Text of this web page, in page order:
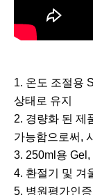
1. 온도 조절용
상태로 유지
2. 경량화 된 제
가능함으로써,
3. 250ml용
4. 환절기 및 겨
5. 병원평가인